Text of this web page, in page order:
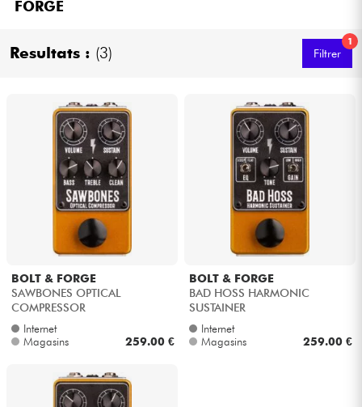
Claviers & Pianos
Synthés & Sampleurs
Home Studio
Casques
Micros & HF
DJ
Eclairage
Vents
FORGE
Resultats : (3)
1
Filtrer
BOLT & FORGE
SAWBONES OPTICAL
COMPRESSOR
Internet
Magasins
259.00 €
BOLT & FORGE
BAD HOSS HARMONIC
SUSTAINER
Internet
Magasins
259.00 €